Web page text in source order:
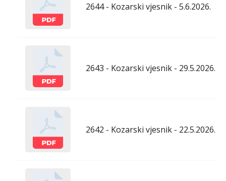
2644 - Kozarski vjesnik - 5.6.2026.
2643 - Kozarski vjesnik - 29.5.2026.
2642 - Kozarski vjesnik - 22.5.2026.